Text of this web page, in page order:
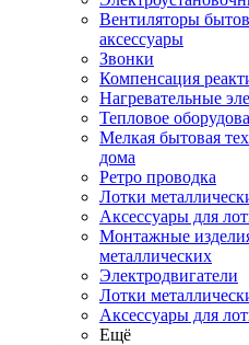
Вентиляторы
аксессуары
Звонки
Компенсация
Нагревательные
Тепловое
Мелкая бытовая
дома
Ретро проводка
Лотки
Аксессуары для
Монтажные
металлических
Электродвигатели
Лотки
Аксессуары для
Ещё